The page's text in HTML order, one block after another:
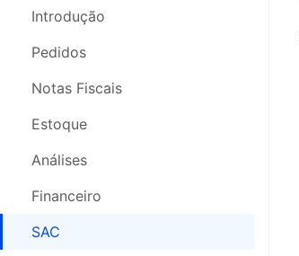
Pedidos
Nota Fiscal
Estoque
Análises
SAC
Compras
Configurações
Pedidos
Notas Fiscais
Controle de Estoque
SAC
Análises
Financeiro
Comprar
Introdução
Pedidos
Notas Fiscais
Estoque
Análises
Financeiro
SAC